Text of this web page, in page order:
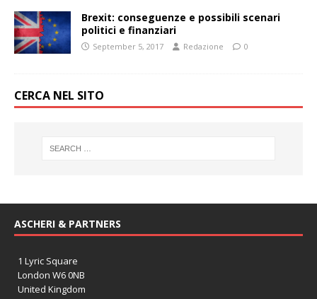
Brexit: conseguenze e possibili scenari
politici e finanziari
September 5, 2017 Redazione 0
CERCA NEL SITO
ASCHERI & PARTNERS
1 Lyric Square
London W6 0NB
United Kingdom